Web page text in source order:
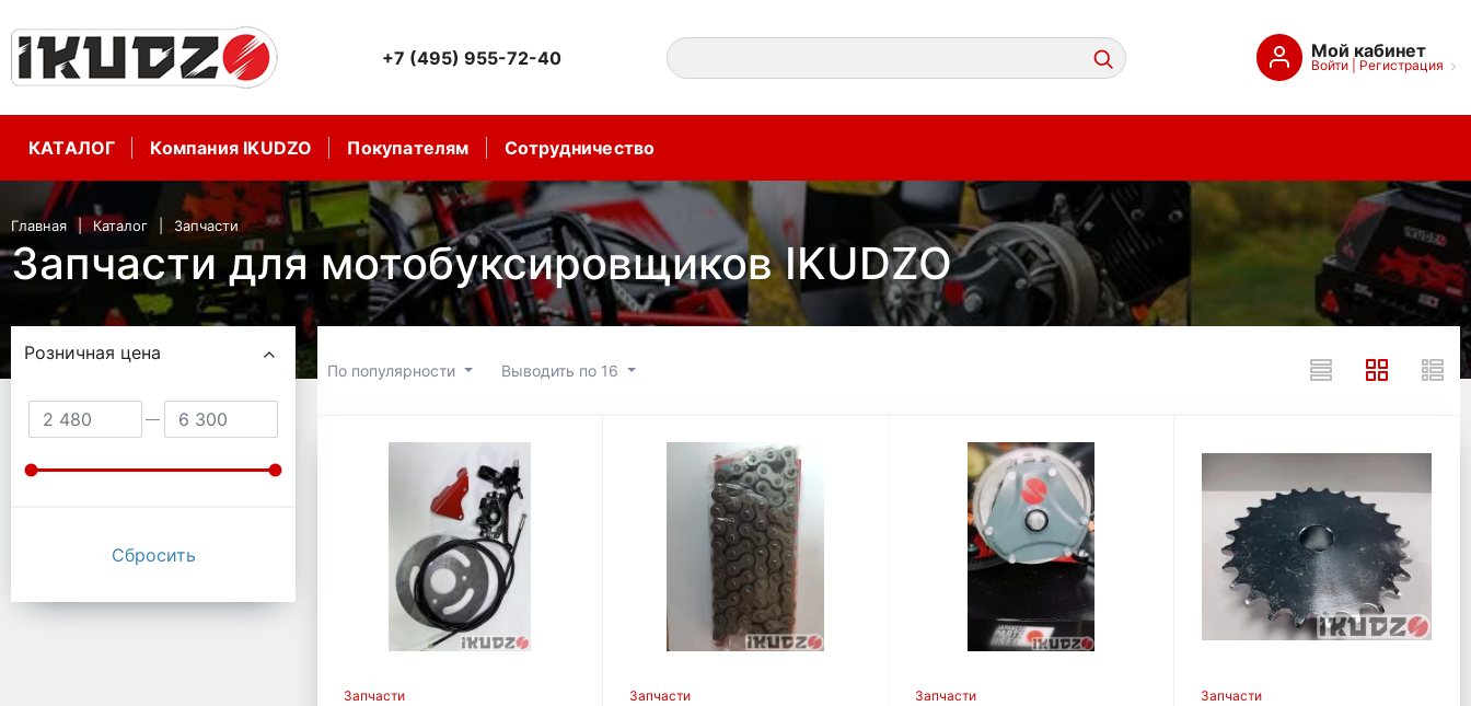
+7 (495) 955-72-40 Мой кабинет
Войти| Регистрация
КАТАЛОГ Компания IKUDZO Покупателям Сотрудничество
Главная Каталог Запчасти
Запчасти для мотобуксировщиков IKUDZO
По популярности Выводить по 16
Запчасти
Запчасти
Запчасти
Запчасти
Розничная цена